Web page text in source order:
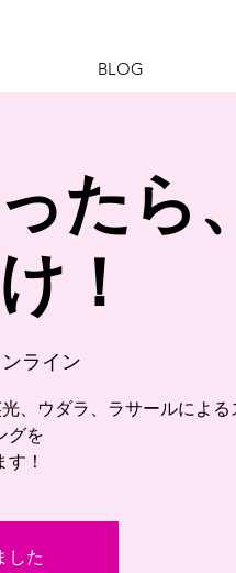
BLOG
たら
！
ライン
、ウダラ、ラサールによる
グを
！
した